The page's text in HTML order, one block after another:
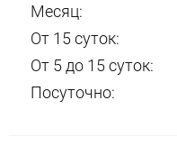
Месяц:
От 15 суток:
От 5 до 15 суток:
Посуточно: